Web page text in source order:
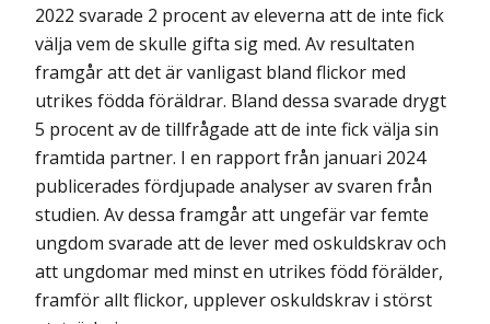
2022 svarade 2 procent av eleverna att de inte fick
välja vem de skulle gifta sig med. Av resultaten
framgår att det är vanligast bland flickor med
utrikes födda föräldrar. Bland dessa svarade drygt
5 procent av de tillfrågade att de inte fick välja sin
framtida partner. I en rapport från januari 2024
publicerades fördjupade analyser av svaren från
studien. Av dessa framgår att ungefär var femte
ungdom svarade att de lever med oskuldskrav och
att ungdomar med minst en utrikes född förälder,
framför allt flickor, upplever oskuldskrav i störst